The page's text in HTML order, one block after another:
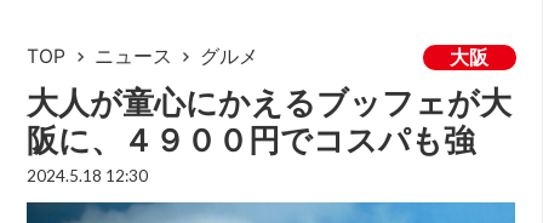
TOP ニュース グルメ 大阪
大人が童心にかえるブッフェが大
阪に、４９００円でコスパも強
2024.5.18 12:30